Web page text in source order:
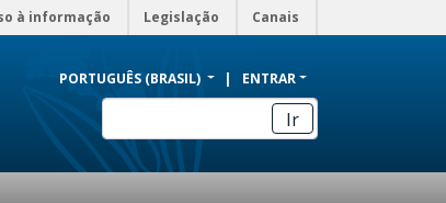
à informação Legislação Canais
PORTUGUÊS (BRASIL) ENTRAR
Ir